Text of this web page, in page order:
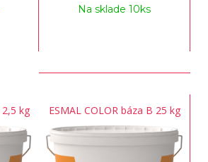
Na sklade 10ks
2,5 kg ESMAL COLOR báza B 25 kg